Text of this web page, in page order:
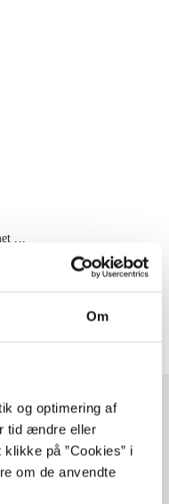
Om
og optimering af
tid ændre eller
på ”Cookies” i
om de anvendte
...